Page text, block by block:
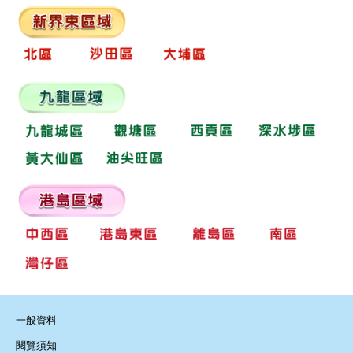
一般資料
閱覽須知